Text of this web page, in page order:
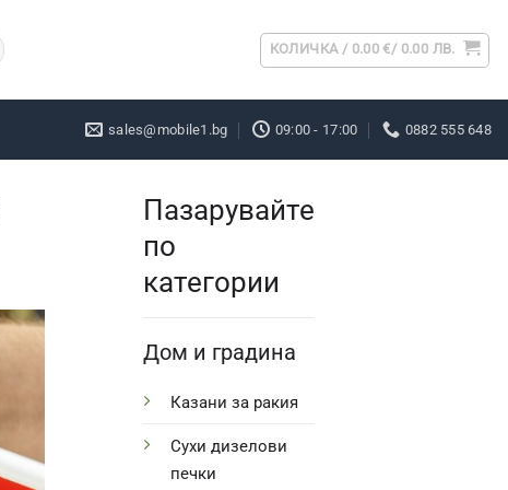
КОЛИЧКА / 0.00€/ 0.00 ЛВ.
sales@mobile1.bg 09:00 - 17:00 0882 555 648
Пазарувайте
по
категории
Дом и градина
Казани за ракия
Сухи дизелови
печки